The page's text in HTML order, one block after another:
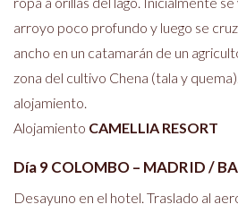
arroyo poco profundo y luego se
ancho en un catamarán de un
zona del cultivo Chena (tala y
alojamiento.
Alojamiento CAMELLIA RESORT
Día 9 COLOMBO – MADRID /
Desayuno en el hotel. Traslado al